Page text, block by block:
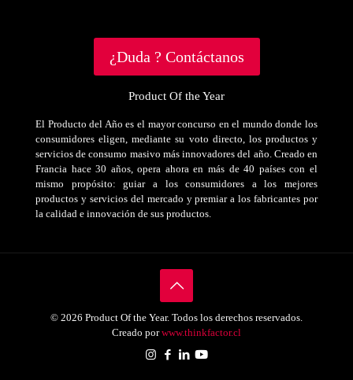
¿Duda ? Contáctanos
Product Of the Year
El Producto del Año es el mayor concurso en el mundo donde los
consumidores eligen, mediante su voto directo, los productos y
servicios de consumo masivo más innovadores del año. Creado en
Francia hace 30 años, opera ahora en más de 40 países con el
mismo propósito: guiar a los consumidores a los mejores
productos y servicios del mercado y premiar a los fabricantes por
la calidad e innovación de sus productos.
© 2026 Product Of the Year. Todos los derechos reservados.
Creado porwww.thinkfactor.cl